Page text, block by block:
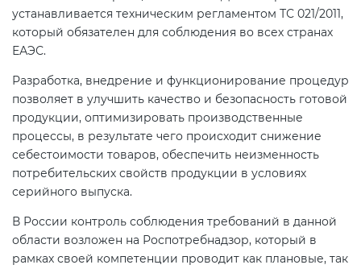
устанавливается техническим регламентом ТС 021/2011,
который обязателен для соблюдения во всех странах
ЕАЭС.
Разработка, внедрение и функционирование процедур
позволяет в улучшить качество и безопасность готовой
продукции, оптимизировать производственные
процессы, в результате чего происходит снижение
себестоимости товаров, обеспечить неизменность
потребительских свойств продукции в условиях
серийного выпуска.
В России контроль соблюдения требований в данной
области возложен на Роспотребнадзор, который в
рамках своей компетенции проводит как плановые, так
электромагнитной
совместимости (ТР ТС 020)
Сертификация детских товаров
(ТР ТС 007)
Сертификация товаров легкой
промышленности (ТР ТС 017)
Сертификация промышленного
оборудования (ТР ТС 010)